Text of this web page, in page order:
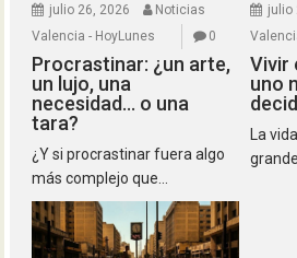
julio 26, 2026
Noticias
Valencia - HoyLunes
0
Procrastinar: ¿un arte,
un lujo, una
necesidad… o una
tara?
¿Y si procrastinar fuera algo
más complejo que...
julio
Vivir
uno
La